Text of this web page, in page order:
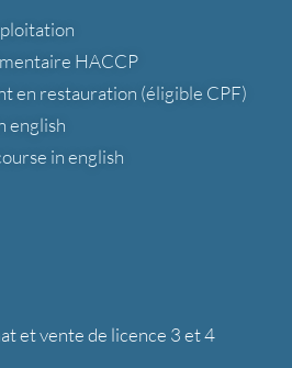
HACCP
en restauration (éligible CPF)
english
in english
et vente de licence 3 et 4